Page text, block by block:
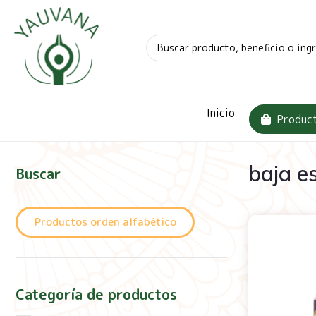
Inicio
Buscar
Productos orden alfabético
Categoría de productos
baja